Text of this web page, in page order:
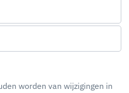
worden van wijzigingen in